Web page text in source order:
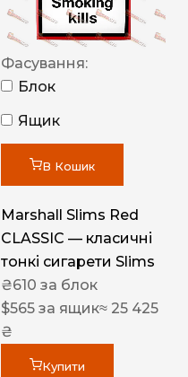
Фасування:
Блок
Ящик
В Кошик
Marshall Slims Red
CLASSIC — класичні
тонкі сигарети Slims
₴610 за блок
$565 за ящик≈ 25 425
₴
Купити